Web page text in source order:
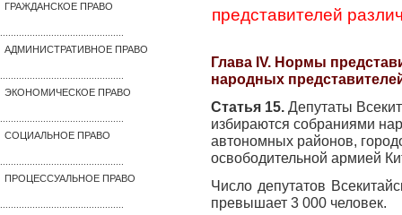
ГРАЖДАНСКОЕ ПРАВО
АДМИНИСТРАТИВНОЕ ПРАВО
ЭКОНОМИЧЕСКОЕ ПРАВО
СОЦИАЛЬНОЕ ПРАВО
ПРОЦЕССУАЛЬНОЕ ПРАВО
представителей
Глава IV. Нормы
народных
Статья 15. Депутаты
избираются собраниями
автономных районов,
освободительной армией
Число депутатов
превышает 3 000 человек.